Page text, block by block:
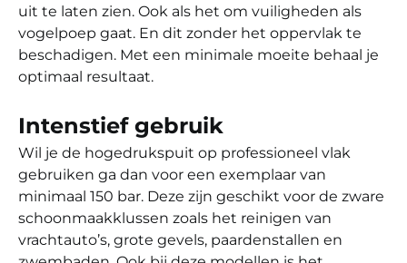
uit te laten zien. Ook als het om vuiligheden als
vogelpoep gaat. En dit zonder het oppervlak te
beschadigen. Met een minimale moeite behaal je
optimaal resultaat.
Intenstief gebruik
Wil je de hogedrukspuit op professioneel vlak
gebruiken ga dan voor een exemplaar van
minimaal 150 bar. Deze zijn geschikt voor de zware
schoonmaakklussen zoals het reinigen van
vrachtauto’s, grote gevels, paardenstallen en